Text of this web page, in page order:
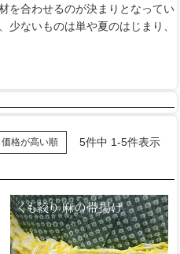
を合わせるのが決まりとなってい
少ないものは単や夏のはじまり、
価格が高い順 5件中 1-5件表示